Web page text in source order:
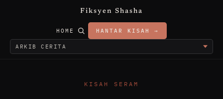
Fiksyen Shasha
HOME HANTAR KISAH →
KISAH SERAM